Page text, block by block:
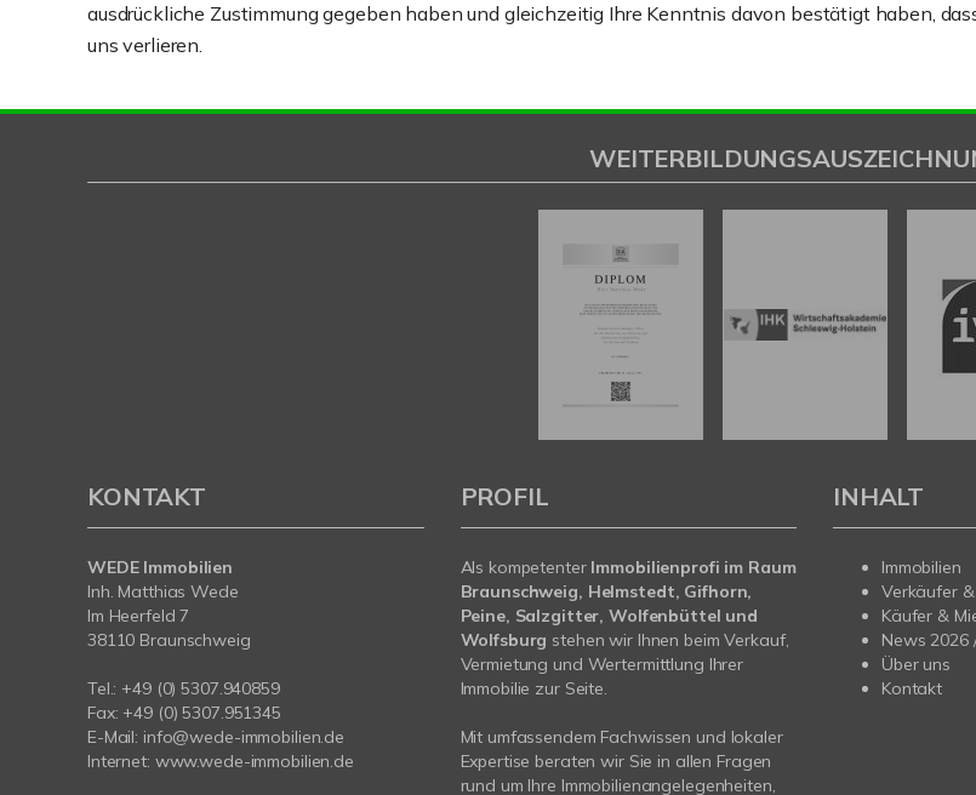
ausdrückliche Zustimmung gegeben haben und gleichzeitig Ihre Kenntnis davon bestätigt haben,
uns verlieren.
KONTAKT
WEDE Immobilien
Inh. Matthias Wede
Im Heerfeld 7
38110 Braunschweig
Tel.: +49 (0) 5307.940859
Fax: +49 (0) 5307.951345
E-Mail: info@wede-immobilien.de
Internet: www.wede-immobilien.de
PROFIL
Als kompetenter Immobilienprofi im Raum
Braunschweig, Helmstedt, Gifhorn,
Peine, Salzgitter, Wolfenbüttel und
Wolfsburg stehen wir Ihnen beim Verkauf,
Vermietung und Wertermittlung Ihrer
Immobilie zur Seite.
Mit umfassendem Fachwissen und lokaler
Expertise beraten wir Sie in allen Fragen
rund um Ihre Immobilienangelegenheiten,
INHALT
Immobilien
Verkäufer
Käufer &
News 2026
Über uns
Kontakt